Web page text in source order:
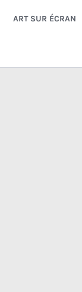
ART SUR ÉCRAN